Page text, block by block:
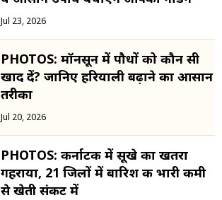
Jul 23, 2026
PHOTOS: मॉनसून में पौधों को कौन सी
खाद दें? जानिए हरियाली बढ़ाने का आसान
तरीका
Jul 20, 2026
PHOTOS: कर्नाटक में सूखे का खतरा
गहराया, 21 जिलों में बारिश की भारी कमी
से खेती संकट में